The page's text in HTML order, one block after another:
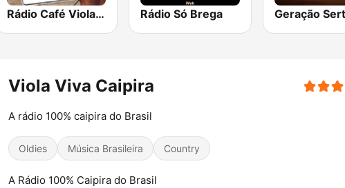
Rádio Café Viola Sertanejo Caipira Rádio Só Brega
Viola Viva Caipira
A rádio 100% caipira do Brasil
Oldies Música Brasileira Country
A Rádio 100% Caipira do Brasil